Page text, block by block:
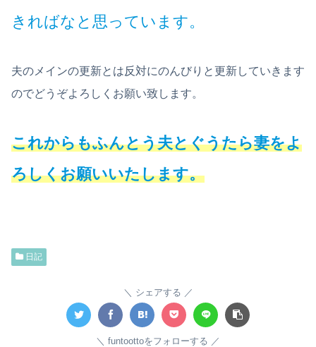
きればなと思っています。
夫のメインの更新とは反対にのんびりと更新していきます
のでどうぞよろしくお願い致します。
これからもふんとう夫とぐうたら妻をよ
ろしくお願いいたします。
日記
シェアする
funtoottoをフォローする